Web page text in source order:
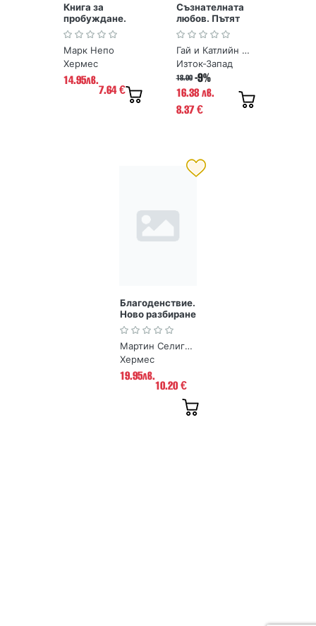
Книга за
пробуждане.
365 идеи да
посрещнеш
новия ден
Марк Непо
Хермес
14.95лв.
7.64€
Съзнателната
любов. Пътят
към взаимна
отдаденост
Гай и Катлийн Хендрикс
Изток-Запад
18.00 -9%
16.38 лв.
8.37€
Благоденствие.
Ново разбиране
за щастието и
просперитета
Мартин Селигман
Хермес
19.95лв.
10.20 €